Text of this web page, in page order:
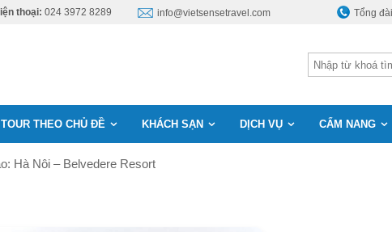
thoại: 024 3972 8289 info@vietsensetravel.com Tổng
TOUR THEO CHỦ ĐỀ KHÁCH SẠN DỊCH VỤ CẨM NANG
Hà Nôi – Belvedere Resort